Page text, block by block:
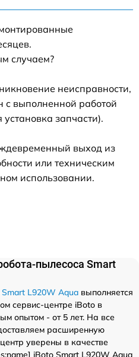
случаем?
неисправности,
с выполненной работой
запчасти).
выход из
или техническим
использовании.
пылесоса Smart
L920W Aqua выполняется
сервис-центре iBoto в
опытом - от 5 лет. На все
расширенную
уверены в качестве
iBoto Smart L920W Aqua